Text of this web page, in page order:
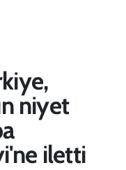
niyet
iletti